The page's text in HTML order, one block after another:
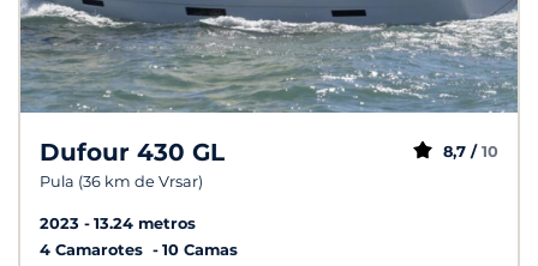
Dufour 430 GL
Pula (36 km de Vrsar)
8,7 / 10
2023
13.24 metros
4 Camarotes
10 Camas